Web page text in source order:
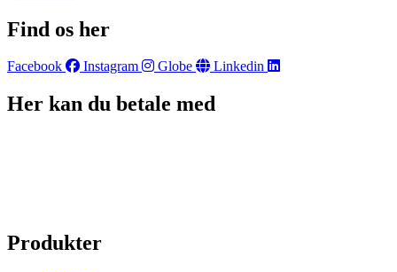
Find os her
Facebook Instagram Globe Linkedin
Her kan du betale med
Produkter